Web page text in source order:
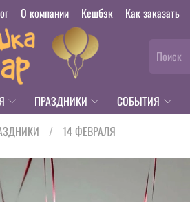
О компании Кешбэк Как заказать
ПРАЗДНИКИ СОБЫТИЯ
14 ФЕВРАЛЯ